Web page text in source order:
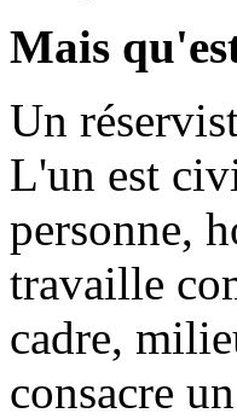
Mais
Un
L'un est
personne,
travaille
cadre,
consacre